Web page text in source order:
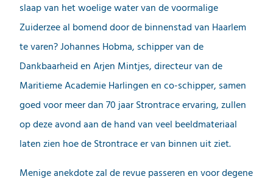
slaap van het woelige water van de voormalige
Zuiderzee al bomend door de binnenstad van Haarlem
te varen? Johannes Hobma, schipper van de
Dankbaarheid en Arjen Mintjes, directeur van de
Maritieme Academie Harlingen en co-schipper, samen
goed voor meer dan 70 jaar Strontrace ervaring, zullen
op deze avond aan de hand van veel beeldmateriaal
laten zien hoe de Strontrace er van binnen uit ziet.
Menige anekdote zal de revue passeren en voor degene